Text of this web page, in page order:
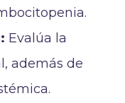
Evalúa la
además de